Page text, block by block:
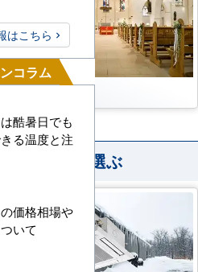
その他
エアコンを選ぶ
はこちら
コラム
酷暑日でも
る温度と注
価格相場や
いて